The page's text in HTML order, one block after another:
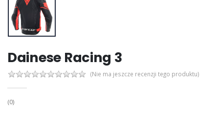
Dainese Racing 3
(Nie ma jeszcze recenzji tego produktu)
(0)